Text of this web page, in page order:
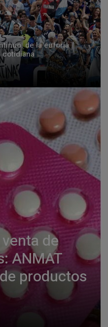
de la euforia
de
ANMAT
productos